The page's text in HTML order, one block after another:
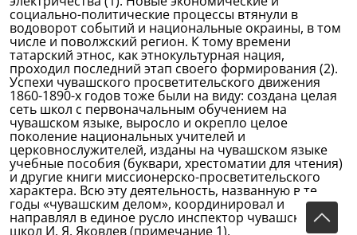
социально-политические процессы втянули в
водоворот событий и национальные окраины, в том
числе и поволжский регион. К тому времени
татарский этнос, как этнокультурная нация,
проходил последний этап своего формирования (2).
Успехи чувашского просветительского движения
1860-1890-х годов тоже были на виду: создана целая
сеть школ с первоначальным обучением на
чувашском языке, выросло и окрепло целое
поколение национальных учителей и
церковнослужителей, изданы на чувашском языке
учебные пособия (буквари, хрестоматии для чтения)
и другие книги миссионерско-просветительского
характера. Всю эту деятельность, названную в те
годы «чувашским делом», координировал и
направлял в единое русло инспектор чувашских
школ И. Я. Яковлев (примечание 1).